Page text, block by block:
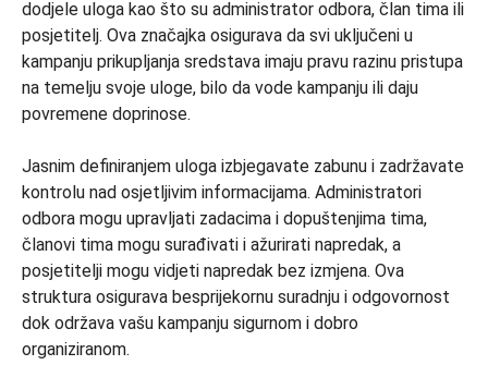
dodjele uloga kao što su administrator odbora, član tima ili
posjetitelj. Ova značajka osigurava da svi uključeni u
kampanju prikupljanja sredstava imaju pravu razinu pristupa
na temelju svoje uloge, bilo da vode kampanju ili daju
povremene doprinose.
Jasnim definiranjem uloga izbjegavate zabunu i zadržavate
kontrolu nad osjetljivim informacijama. Administratori
odbora mogu upravljati zadacima i dopuštenjima tima,
članovi tima mogu surađivati ​​i ažurirati napredak, a
posjetitelji mogu vidjeti napredak bez izmjena. Ova
struktura osigurava besprijekornu suradnju i odgovornost
dok održava vašu kampanju sigurnom i dobro
organiziranom.